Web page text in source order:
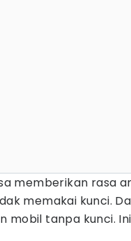
memberikan rasa
memakai kunci.
mobil tanpa kunci.